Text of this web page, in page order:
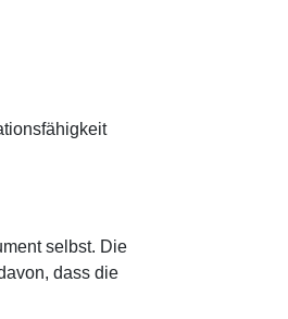
selbst. Die
dass die